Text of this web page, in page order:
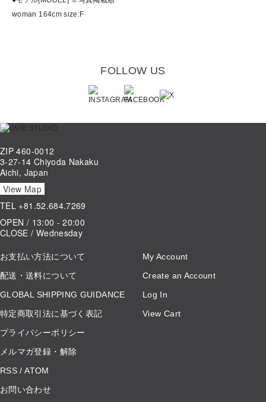
woman 164cm size:F
FOLLOW US
ZIP 460-0012
3-27-14 Chiyoda Nakaku
Aichi, Japan
View Map
TEL +81.52.684.7269
OPEN / 13:00 - 20:00
CLOSE / Wednesday
お支払い方法について
配送・送料について
GLOBAL SHIPPING GUIDANCE
特定商取引法に基づく表記
プライバシーポリシー
メルマガ登録・解除
RSS /ATOM
お問い合わせ
My Account
Create an Account
Log In
View Cart